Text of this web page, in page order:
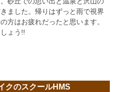
ました。帰りはずっと雨で視界
方はお疲れだったと思います。
ょう!!
クのスクールHMS